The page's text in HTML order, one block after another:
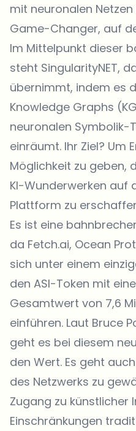
mit neuronalen Netzen
Game-Changer, auf
Im Mittelpunkt dieser
steht SingularityNET,
übernimmt, indem es
Knowledge Graphs
neuronalen Symbolik-
einräumt. Ihr Ziel? Um
Möglichkeit zu geben,
KI-Wunderwerken auf
Plattform zu
Es ist eine
da Fetch.ai, Ocean
sich unter einem
den ASI-Token mit
Gesamtwert von 7,6
einführen. Laut Bruce
geht es bei diesem
den Wert. Es geht
des Netzwerks zu
Zugang zu künstlicher
Einschränkungen